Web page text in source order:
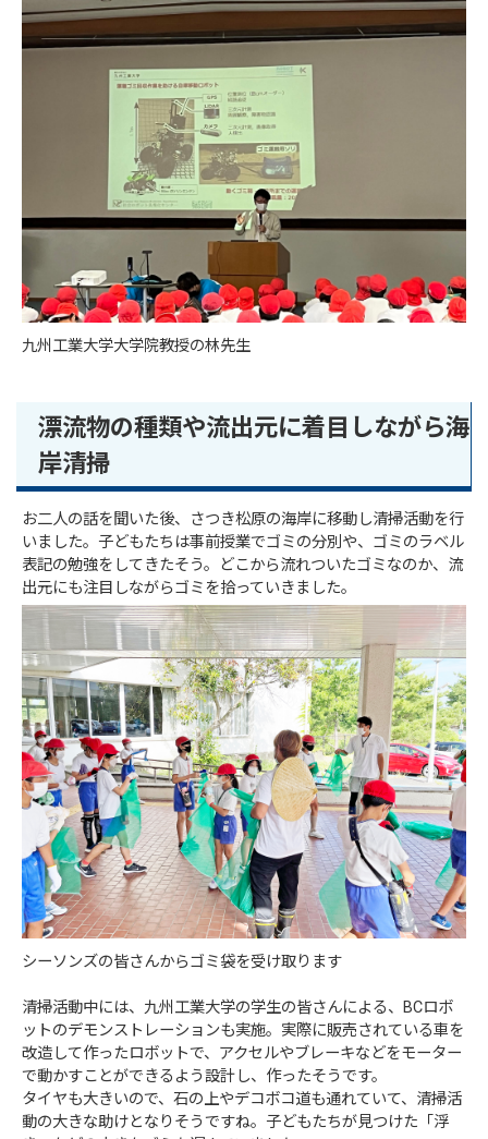
九州工業大学大学院教授の林先生
漂流物の種類や流出元に着目しながら海
岸清掃
お二人の話を聞いた後、さつき松原の海岸に移動し清掃活動を行
いました。子どもたちは事前授業でゴミの分別や、ゴミのラベル
表記の勉強をしてきたそう。どこから流れついたゴミなのか、流
出元にも注目しながらゴミを拾っていきました。
シーソンズの皆さんからゴミ袋を受け取ります
清掃活動中には、九州工業大学の学生の皆さんによる、BCロボ
ットのデモンストレーションも実施。実際に販売されている車を
改造して作ったロボットで、アクセルやブレーキなどをモーター
で動かすことができるよう設計し、作ったそうです。
タイヤも大きいので、石の上やデコボコ道も通れていて、清掃活
動の大きな助けとなりそうですね。子どもたちが見つけた「浮